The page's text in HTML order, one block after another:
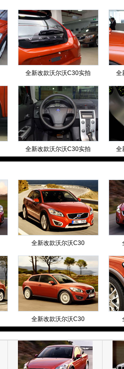
全新改款沃尔沃C30实拍 全
全新改款沃尔沃C30实拍 全
全新改款沃尔沃C30
全新改款沃尔沃C30